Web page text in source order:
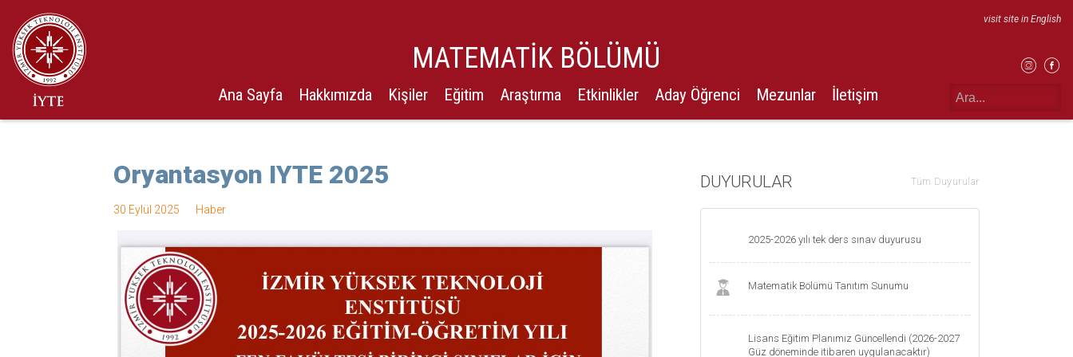
MATEMATİK BÖLÜMÜ
Ana Sayfa Hakkımızda Kişiler Eğitim Araştırma Etkinlikler Aday Öğrenci Mezunlar İletişim
visit site in English
Oryantasyon IYTE 2025
30 Eylül 2025 Haber
DUYURULAR Tüm Duyurular
2025-2026 yılı tek ders sınav duyurusu
Matematik Bölümü Tanıtım Sunumu
Lisans Eğitim Planımız Güncellendi (2026-2027
Güz döneminde itibaren uygulanacaktır)